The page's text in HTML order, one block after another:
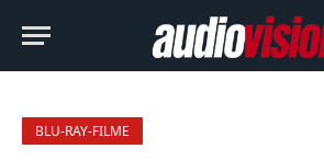
BLU-RAY-FILME